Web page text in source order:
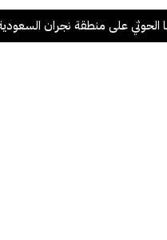
على منطقة نجران السعودية .